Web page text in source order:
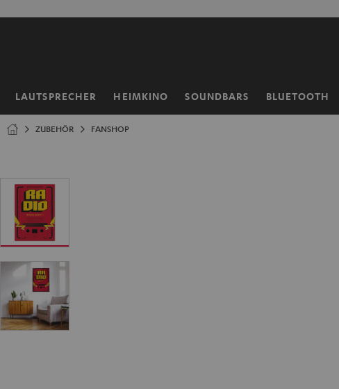
LAUTSPRECHER HEIMKINO SOUNDBARS BLUETOOTH
Startseite
ZUBEHÖR FANSHOP